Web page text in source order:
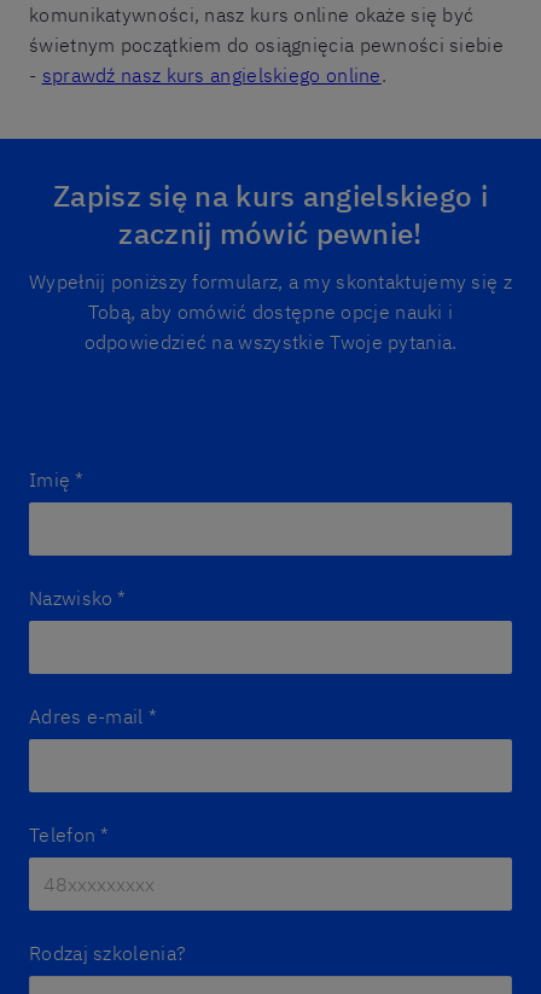
komunikatywności, nasz kurs online okaże się być
świetnym początkiem do osiągnięcia pewności siebie
- sprawdź nasz kurs angielskiego online.
Zapisz się na kurs angielskiego i
zacznij mówić pewnie!
Wypełnij poniższy formularz, a my skontaktujemy się z
Tobą, aby omówić dostępne opcje nauki i
odpowiedzieć na wszystkie Twoje pytania.
Imię *
Nazwisko *
Adres e-mail *
Telefon *
Rodzaj szkolenia?